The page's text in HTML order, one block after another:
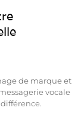
de marque et
vocale